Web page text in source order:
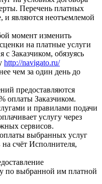
Перечень платных
и являются неотъемлемой
момент изменить
на платные услуги
с Заказчиком, обязуясь
http://navigato.ru/
чем за один день до
предоставляются
оплаты Заказчиком.
и правилами подачи
услугу через
сервисов.
выбранных услуг
счёт Исполнителя,
по выбранной им платной